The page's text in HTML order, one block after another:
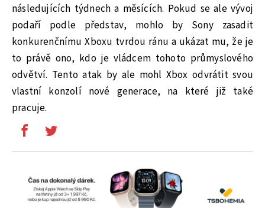
následujících týdnech a měsících. Pokud se ale vývoj
podaří podle představ, mohlo by Sony zasadit
konkurenčnímu Xboxu tvrdou ránu a ukázat mu, že je
to právě ono, kdo je vládcem tohoto průmyslového
odvětví. Tento atak by ale mohl Xbox odvrátit svou
vlastní konzolí nové generace, na které již také
pracuje.